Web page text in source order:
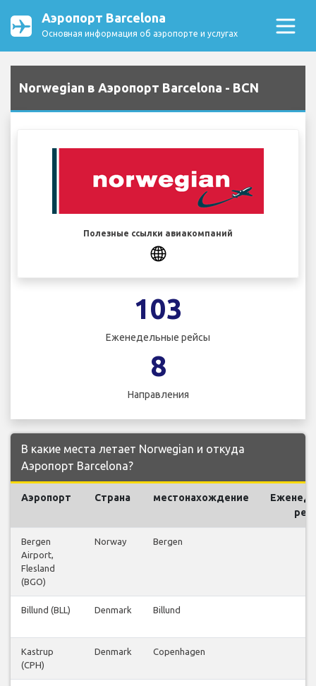
Аэропорт Barcelona
Основная информация об аэропорте и услугах
Norwegian в Аэропорт Barcelona - BCN
Полезные ссылки авиакомпаний
103
Еженедельные рейсы
8
Направления
В какие места летает Norwegian и откуда
Аэропорт Barcelona?
Аэропорт Страна местонахождение
Bergen
Airport,
Flesland
(BGO)
Norway Bergen
Billund (BLL) Denmark Billund
Kastrup
(CPH)
Denmark Copenhagen